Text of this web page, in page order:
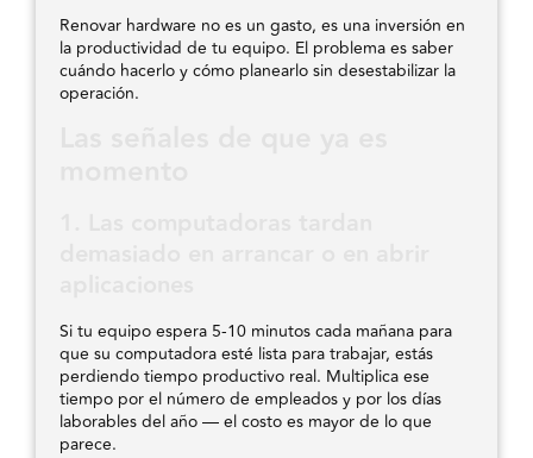
Renovar hardware no es un gasto, es una inversión en
la productividad de tu equipo. El problema es saber
cuándo hacerlo y cómo planearlo sin desestabilizar la
operación.
Si tu equipo espera 5-10 minutos cada mañana para
que su computadora esté lista para trabajar, estás
perdiendo tiempo productivo real. Multiplica ese
tiempo por el número de empleados y por los días
laborables del año — el costo es mayor de lo que
parece.